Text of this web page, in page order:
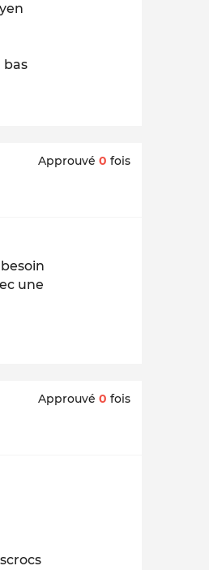
bas
Approuvé 0 fois
une
Approuvé 0 fois